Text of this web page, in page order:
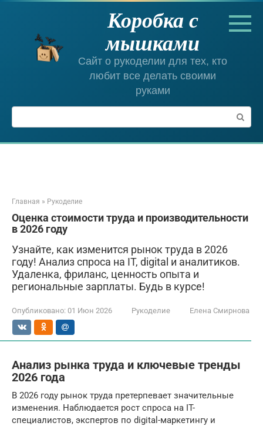
Перейти
Коробка с
мышками
Сайт о рукоделии для тех, кто
любит все делать своими
руками
Поиск:
Главная » Рукоделие
Оценка стоимости труда и производительности
в 2026 году
Узнайте, как изменится рынок труда в 2026
году! Анализ спроса на IT, digital и аналитиков.
Удаленка, фриланс, ценность опыта и
региональные зарплаты. Будь в курсе!
Опубликовано: 01 Июн 2026 Рукоделие Елена Смирнова
Анализ рынка труда и ключевые тренды
2026 года
В 2026 году рынок труда претерпевает значительные
изменения. Наблюдается рост спроса на IT-
специалистов, экспертов по digital-маркетингу и